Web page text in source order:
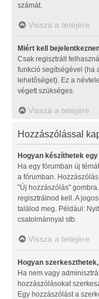
számát.
Vissza a tetejére
Miért kell
Csak regisztrált
funkció segítségével (ha
lehetőséget). Ez a
végett szükséges.
Vissza a tetejére
Hozzászólással
Hogyan készíthetek
Ha egy fórumban új
a fórumban.
"Új hozzászólás"
regisztrálnod kell. A
találod meg. Például:
csatolmánnyal stb.
Vissza a tetejére
Hogyan
Ha nem vagy
hozzászólásokat
Egy hozzászólást a